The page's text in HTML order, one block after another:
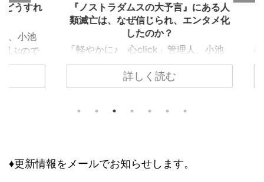
すれ
池
ので
れ
、ど
『ノストラダムスの大予言』にある人
類滅亡は、なぜ信じられ、エンタメ化
したのか？
「軽やかに♪ 心click」管理人、小池
義孝です。今回は、子供の頃にあった
『ノストラダムスの大予言』につい
て、お話しします。 子供の頃、ノス
でした。 けれどもそこには、人類滅
詳しく読む
怒り
義孝
いて
♦更新情報をメールでお知らせします。